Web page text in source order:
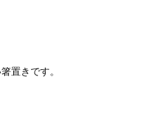
置きです。